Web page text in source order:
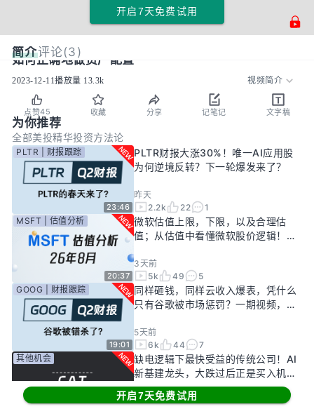
开启7天免费试用
简介评论(3)
如何正确地做资产配置
2023-12-11播放量 13.3k 视频简介
点赞45 收藏 分享 记笔记 文字稿
为你推荐
全部美投精华投资方法论
23:46
PLTR | 财报跟踪
PLTR财报大涨30%！唯一AI应用股
为何逆境反转？下一轮爆发来了？
昨天
2.2k
22 1
20:37
MSFT | 估值分析
微软估值上限，下限，以及合理估
值；从估值中看懂微软股价逻辑！
3天前
5k
49 5
19:01
GOOG | 财报跟踪
同样砸钱，同样云收入爆表，凭什么
只有谷歌被市场惩罚？一期视频，告
5天前
6k
44 7
其他机会
缺电逻辑下最快受益的传统公司！AI
新基建龙头，大跌过后正是买入机
会？
6天前
开启7天免费试用